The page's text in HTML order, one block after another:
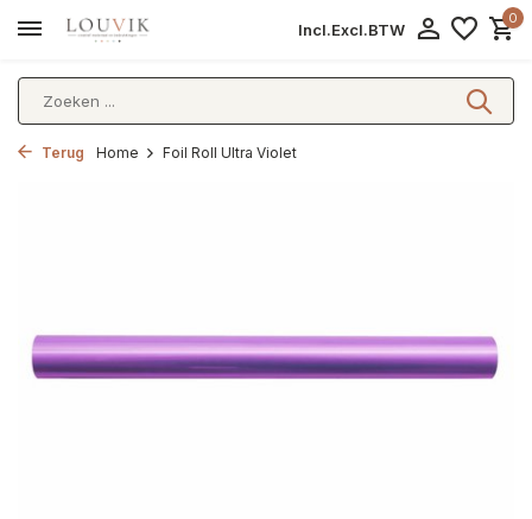
Incl.Excl.BTW
0
Terug Home Foil Roll Ultra Violet